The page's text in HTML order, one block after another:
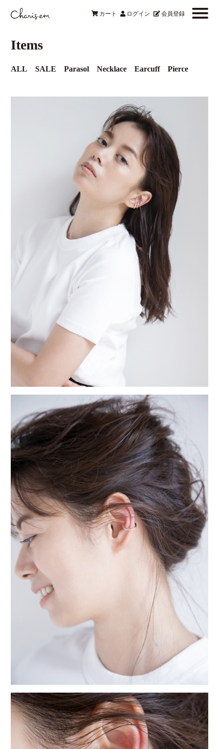
カート ログイン 会員登録
Items
ALL SALE Parasol Necklace Earcuff Pierce